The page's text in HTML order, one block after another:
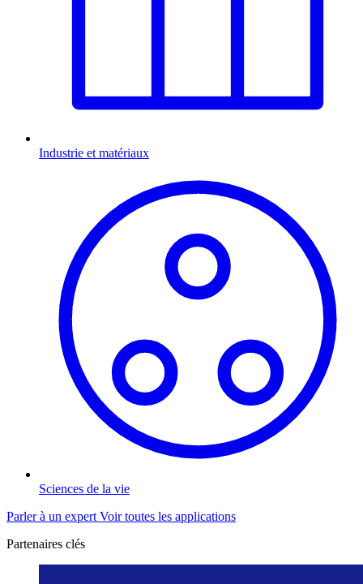
Industrie et matériaux
Sciences de la vie
Parler à un expert Voir toutes les applications
Partenaires clés